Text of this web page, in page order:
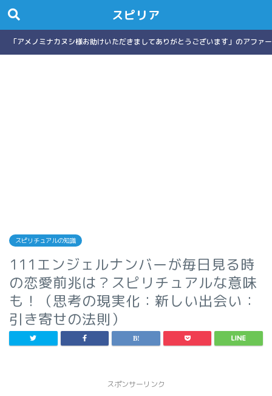
スピリア
「アメノミナカヌシ様お助けいただきましてありがとうございます」のアフ
スピリチュアルの知識
111エンジェルナンバーが毎日見る時
の恋愛前兆は？スピリチュアルな意味
も！（思考の現実化：新しい出会い：
引き寄せの法則）
スポンサーリンク